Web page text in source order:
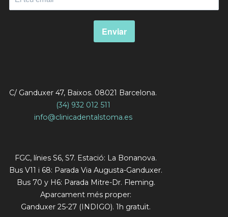
C/ Ganduxer 47, Baixos. 08021 Barcelona.
(34) 932 012 511
info@clinicadentalstoma.es
FGC, línies S6, S7. Estació: La Bonanova.
Bus V11 i 68: Parada Via Augusta-Ganduxer.
Bus 70 y H6: Parada Mitre-Dr. Fleming.
Aparcament més proper:
Ganduxer 25-27 (INDIGO). 1h gratuït.